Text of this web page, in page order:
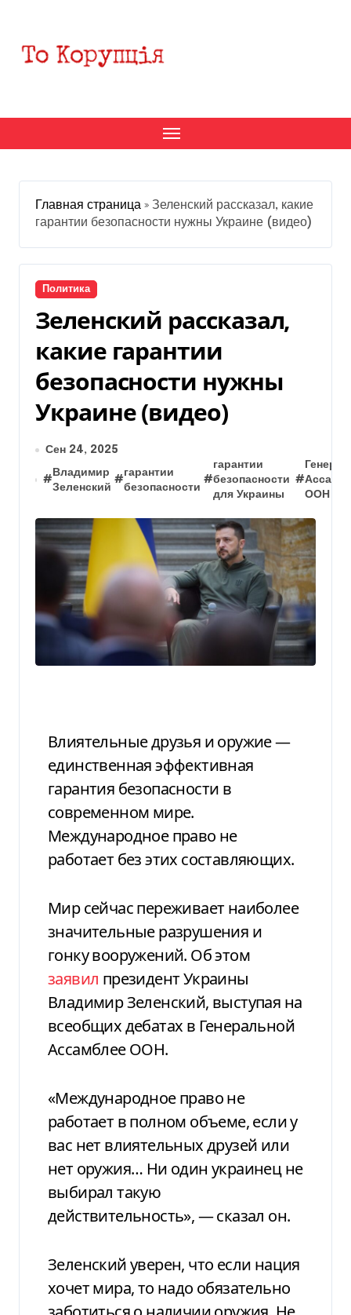
содержанию
Главная страница » Зеленский рассказал, какие
гарантии безопасности нужны Украине (видео)
Политика
Зеленский рассказал,
какие гарантии
безопасности нужны
Украине (видео)
Сен 24, 2025
#
Владимир
Зеленский
#
гарантии
безопасности
#
гарантии
безопасности
для Украины
#
ООН
Влиятельные друзья и оружие —
единственная эффективная
гарантия безопасности в
современном мире.
Международное право не
работает без этих составляющих.
Мир сейчас переживает наиболее
значительные разрушения и
гонку вооружений. Об этом
заявил президент Украины
Владимир Зеленский, выступая на
всеобщих дебатах в Генеральной
Ассамблее ООН.
«Международное право не
работает в полном объеме, если у
вас нет влиятельных друзей или
нет оружия… Ни один украинец не
выбирал такую ​​
действительность», — сказал он.
Зеленский уверен, что если нация
хочет мира, то надо обязательно